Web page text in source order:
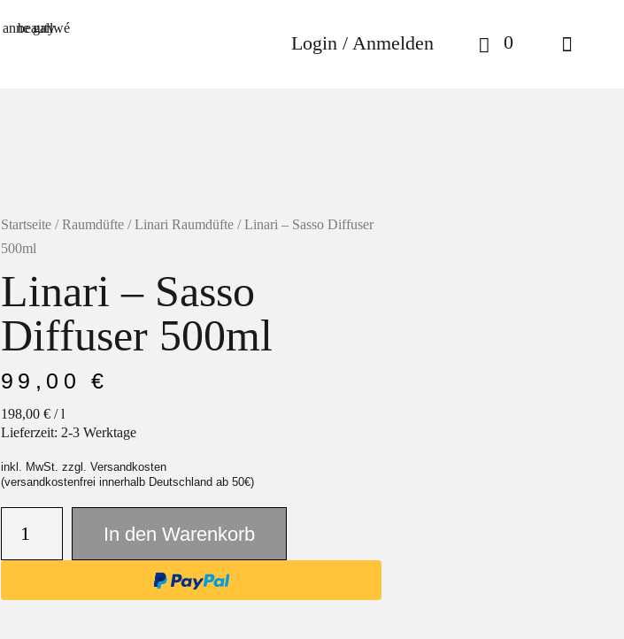
Login / Anmelden 0
Startseite /Raumdüfte /Linari Raumdüfte / Linari – Sasso Diffuser
500ml
Linari – Sasso
Diffuser 500ml
99,00€
198,00 € /l
Lieferzeit: 2-3 Werktage
inkl. MwSt. zzgl. Versandkosten
(versandkostenfrei innerhalb Deutschland ab 50€)
In den Warenkorb